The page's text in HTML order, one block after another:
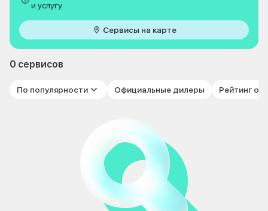
и услугу
Сервисы на карте
0 сервисов
По популярности Официальные дилеры Рейтинг